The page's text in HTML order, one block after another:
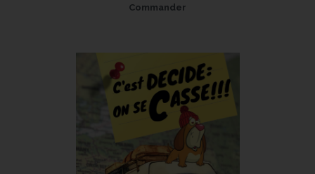
Commander